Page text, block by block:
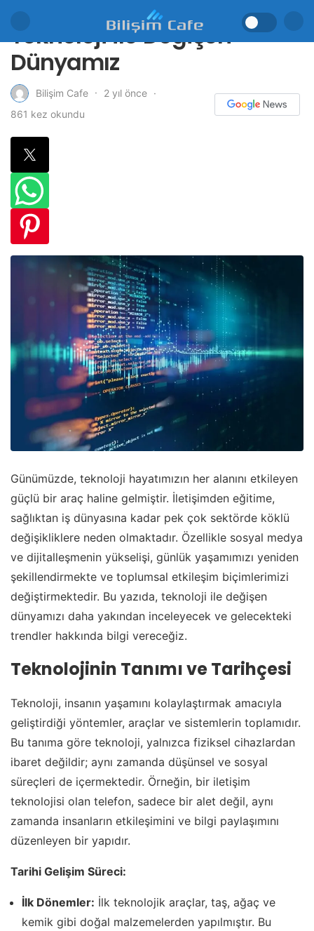
Teknoloji ile Değişen
Dünyamız
Bilişim Cafe
2 yıl önce
861 kez okundu
Günümüzde, teknoloji hayatımızın her alanını etkileyen
güçlü bir araç haline gelmiştir. İletişimden eğitime,
sağlıktan iş dünyasına kadar pek çok sektörde köklü
değişikliklere neden olmaktadır. Özellikle sosyal medya
ve dijitalleşmenin yükselişi, günlük yaşamımızı yeniden
şekillendirmekte ve toplumsal etkileşim biçimlerimizi
değiştirmektedir. Bu yazıda, teknoloji ile değişen
dünyamızı daha yakından inceleyecek ve gelecekteki
trendler hakkında bilgi vereceğiz.
Teknolojinin Tanımı ve Tarihçesi
Teknoloji, insanın yaşamını kolaylaştırmak amacıyla
geliştirdiği yöntemler, araçlar ve sistemlerin toplamıdır.
Bu tanıma göre teknoloji, yalnızca fiziksel cihazlardan
ibaret değildir; aynı zamanda düşünsel ve sosyal
süreçleri de içermektedir. Örneğin, bir iletişim
teknolojisi olan telefon, sadece bir alet değil, aynı
zamanda insanların etkileşimini ve bilgi paylaşımını
düzenleyen bir yapıdır.
Tarihi Gelişim Süreci:
İlk Dönemler: İlk teknolojik araçlar, taş, ağaç ve
kemik gibi doğal malzemelerden yapılmıştır. Bu